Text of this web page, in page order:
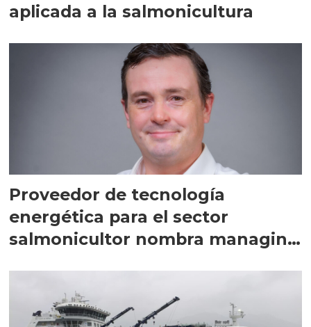
aplicada a la salmonicultura
Proveedor de tecnología
energética para el sector
salmonicultor nombra managing